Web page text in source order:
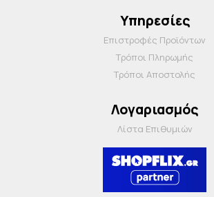
Υπηρεσίες
Επιστροφές Προϊόντων
Τρόποι Πληρωμής
Τρόποι Αποστολής
Λογαριασμός
Λίστα Επιθυμιών